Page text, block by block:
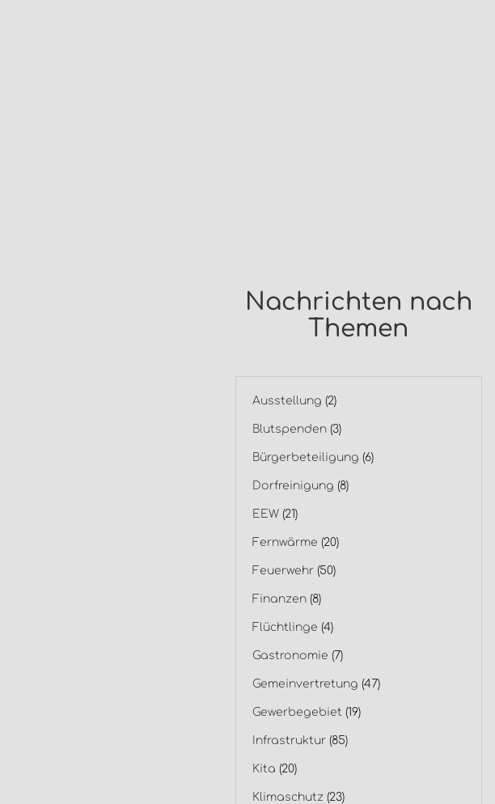
Nachrichten nach
Themen
Ausstellung (2)
Blutspenden(3)
Bürgerbeteiligung (6)
Dorfreinigung (8)
EEW(21)
Fernwärme (20)
Feuerwehr(50)
Finanzen(8)
Flüchtlinge (4)
Gastronomie (7)
Gemeinvertretung (47)
Gewerbegebiet (19)
Infrastruktur(85)
Kita (20)
Klimaschutz (23)